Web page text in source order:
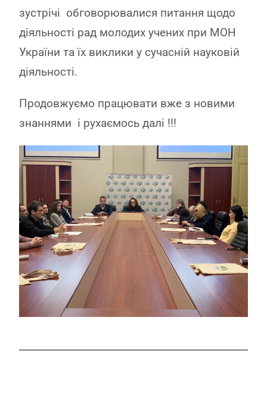
зустрічі обговорювалися питання щодо
діяльності рад молодих учених при МОН
України та їх виклики у сучасній науковій
діяльності.
Продовжуємо працювати вже з новими
знаннями і рухаємось далі !!!